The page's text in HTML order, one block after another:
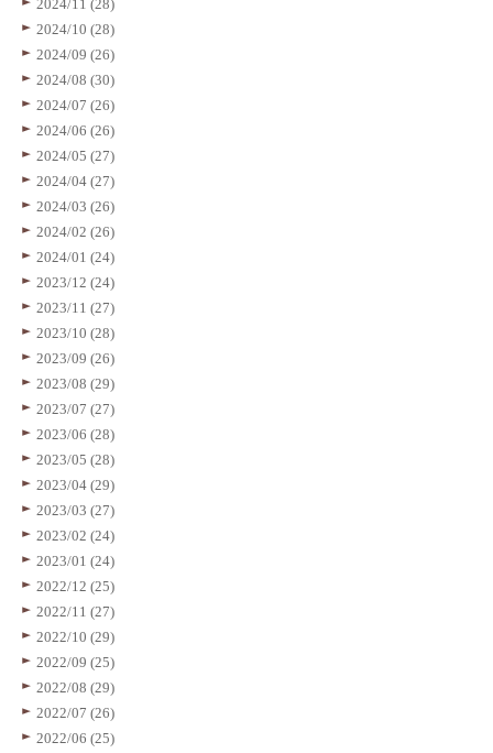
2024/11 (28)
2024/10 (28)
2024/09 (26)
2024/08 (30)
2024/07 (26)
2024/06 (26)
2024/05 (27)
2024/04 (27)
2024/03 (26)
2024/02 (26)
2024/01 (24)
2023/12 (24)
2023/11 (27)
2023/10 (28)
2023/09 (26)
2023/08 (29)
2023/07 (27)
2023/06 (28)
2023/05 (28)
2023/04 (29)
2023/03 (27)
2023/02 (24)
2023/01 (24)
2022/12 (25)
2022/11 (27)
2022/10 (29)
2022/09 (25)
2022/08 (29)
2022/07 (26)
2022/06 (25)